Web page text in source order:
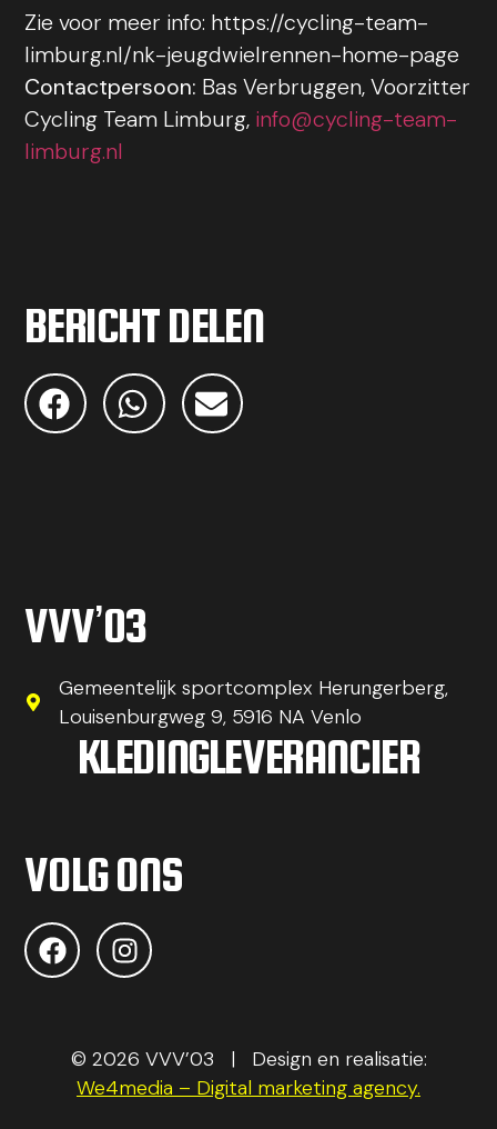
Zie voor meer info: https://cycling-team-
limburg.nl/nk-jeugdwielrennen-home-page
Contactpersoon: Bas Verbruggen,Voorzitter
Cycling Team Limburg, info@cycling-team-
limburg.nl
BERICHT DELEN
VVV’03
Gemeentelijk sportcomplex Herungerberg,
Louisenburgweg 9, 5916 NA Venlo
KLEDINGLEVERANCIER
VOLG ONS
© 2026 VVV’03 | Design en realisatie:
We4media – Digital marketing agency.